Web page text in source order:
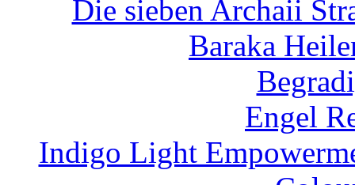
Die sieben Archaii
Baraka
Engel
Indigo Light